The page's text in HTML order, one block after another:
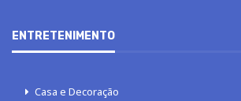
ENTRETENIMENTO
Casa e Decoração